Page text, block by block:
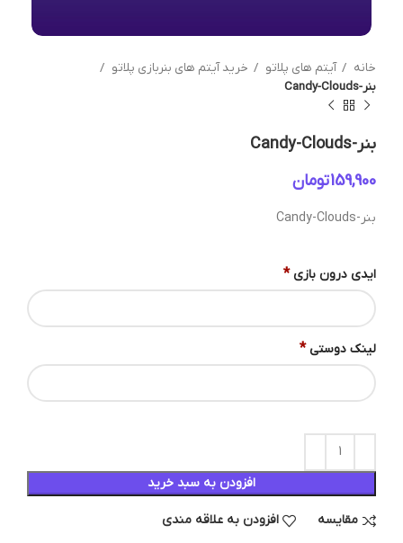
خانه آیتم های پلاتو
خرید آیتم های بنربازی پلاتو
بنر-Candy-Clouds
بنر-Candy-Clouds
تومان
بنر-Candy-Clouds
ایدی درون بازی *
لینک دوستی *
افزودن به سبد خرید
مقایسه افزودن به علاقه مندی